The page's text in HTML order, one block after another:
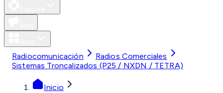
Radiocomunicación
Radios Comerciales
Sistemas Troncalizados (P25 / NXDN / TETRA)
Inicio